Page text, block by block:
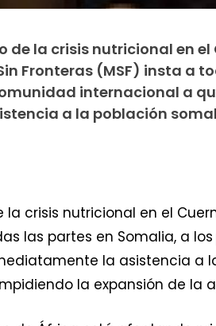
de la crisis nutricional en
Fronteras (MSF) insta a
internacional a
a la población
crisis nutricional en el
las partes en Somalia, a
la asistencia a
la expansión de la